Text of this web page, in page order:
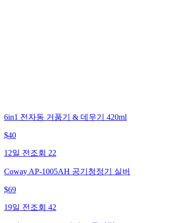
6in1 전자동 거품기 & 데우기 420ml
$40
12일 전 조회 22
Coway AP-1005AH 공기청정기 실버
$69
19일 전 조회 42